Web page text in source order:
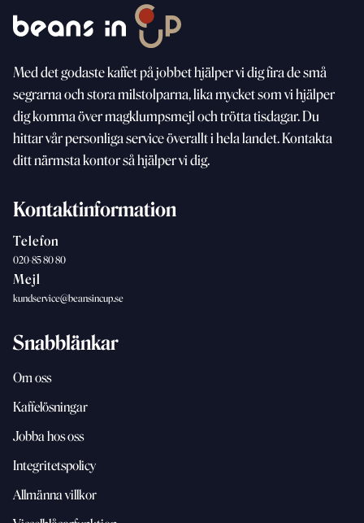
Meddet godaste kaffet på jobbet hjälper vi dig fira de små
segrarna och stora milstolparna, lika mycket som vihjälper
dig komma över magklumpsmejl och tröttatisdagar. Du
hittar vår personliga service överallt i hela landet. Kontakta
ditt närmsta kontor så hjälper vi dig.
Kontaktinformation
Telefon
020-85 80 80
Mejl
kundservice@beansincup.se
Snabblänkar
Om oss
Kaffelösningar
Jobba hos oss
Integritetspolicy
Allmänna villkor